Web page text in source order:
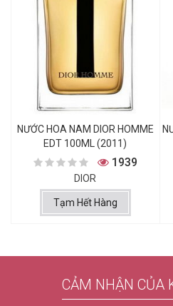
NƯỚC HOA NAM DIOR HOMME
EDT 100ML (2011)
1939
DIOR
Tạm Hết Hàng
CẢM NHẬN CỦA